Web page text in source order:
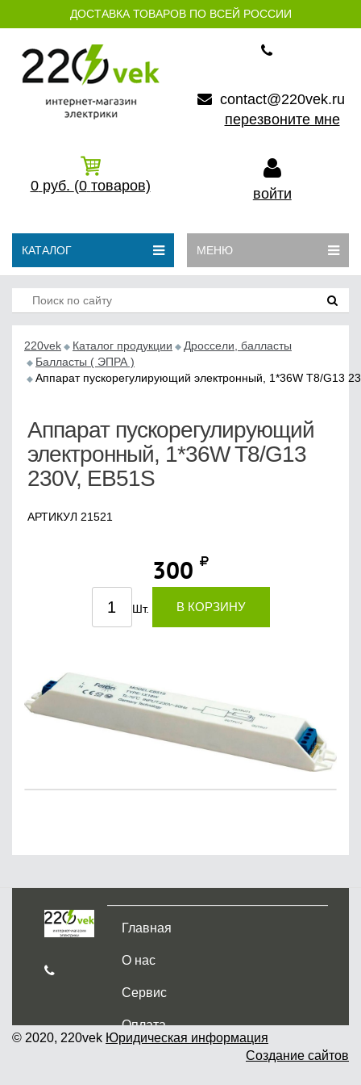
ДОСТАВКА ТОВАРОВ ПО ВСЕЙ РОССИИ
contact@220vek.ru
перезвоните мне
0 руб. (0 товаров) войти
КАТАЛОГ МЕНЮ
220vek Каталог продукции
Дроссели, балласты
Балласты ( ЭПРА )
Аппарат пускорегулирующий электронный, 1*36W T8/G13
Аппарат пускорегулирующий
электронный, 1*36W T8/G13
230V, EB51S
АРТИКУЛ 21521
300
Шт. В КОРЗИНУ
Главная
О нас
Сервис
Оплата
Доставка и самовывоз
© 2020, 220vek Юридическая информация
Создание сайтов